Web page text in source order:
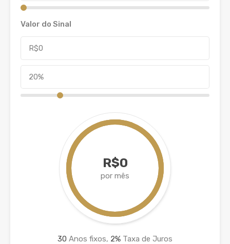
Valor do Sinal
R$0
por mês
30 Anos fixos, 2% Taxa de Juros